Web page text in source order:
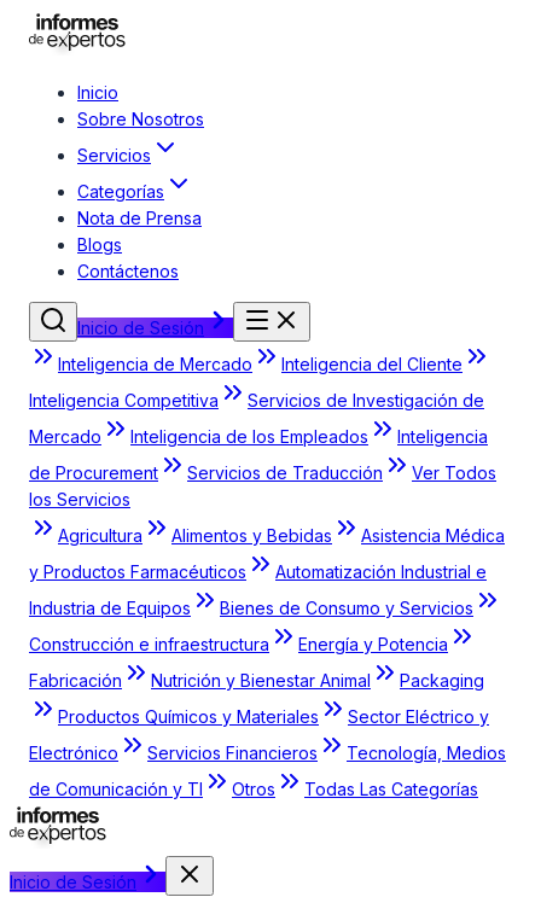
Inicio
Sobre Nosotros
Servicios
Categorías
Nota de Prensa
Blogs
Contáctenos
Inicio de Sesión
Inteligencia de Mercado
Inteligencia del Cliente
Inteligencia Competitiva
Servicios de Investigación de
Mercado
Inteligencia de los Empleados
Inteligencia
de Procurement
Servicios de Traducción
Ver Todos
los Servicios
Agricultura
Alimentos y Bebidas
Asistencia Médica
y Productos Farmacéuticos
Automatización Industrial e
Industria de Equipos
Bienes de Consumo y Servicios
Construcción e infraestructura
Energía y Potencia
Fabricación
Nutrición y Bienestar Animal
Packaging
Productos Químicos y Materiales
Sector Eléctrico y
Electrónico
Servicios Financieros
Tecnología, Medios
de Comunicación y TI
Otros Todas Las Categorías
Inicio de Sesión